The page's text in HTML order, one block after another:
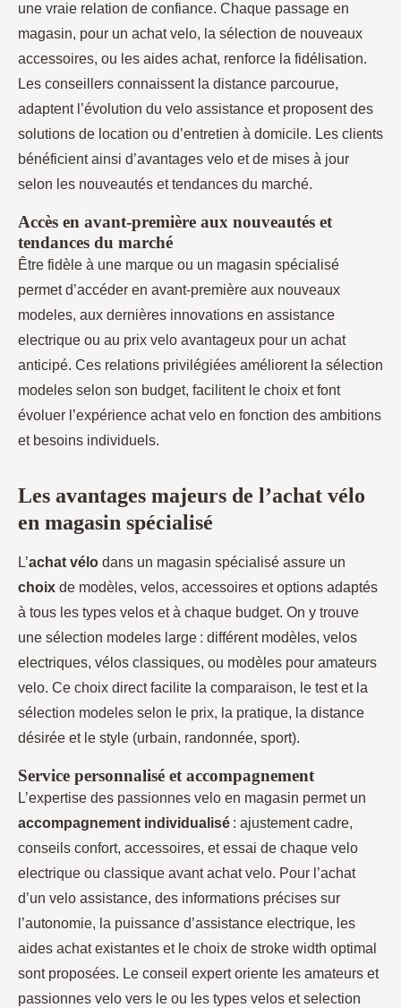
une vraie relation de confiance. Chaque passage en
magasin, pour un achat velo, la sélection de nouveaux
accessoires, ou les aides achat, renforce la fidélisation.
Les conseillers connaissent la distance parcourue,
adaptent l’évolution du velo assistance et proposent des
solutions de location ou d’entretien à domicile. Les clients
bénéficient ainsi d’avantages velo et de mises à jour
selon les nouveautés et tendances du marché.
Accès en avant-première aux nouveautés et
tendances du marché
Être fidèle à une marque ou un magasin spécialisé
permet d’accéder en avant-première aux nouveaux
modeles, aux dernières innovations en assistance
electrique ou au prix velo avantageux pour un achat
anticipé. Ces relations privilégiées améliorent la sélection
modeles selon son budget, facilitent le choix et font
évoluer l’expérience achat velo en fonction des ambitions
et besoins individuels.
Les avantages majeurs de l’achat vélo
en magasin spécialisé
L’achat vélo dans un magasin spécialisé assure un
choix de modèles, velos, accessoires et options adaptés
à tous les types velos et à chaque budget. On y trouve
une sélection modeles large : différent modèles, velos
electriques, vélos classiques, ou modèles pour amateurs
velo. Ce choix direct facilite la comparaison, le test et la
sélection modeles selon le prix, la pratique, la distance
désirée et le style (urbain, randonnée, sport).
Service personnalisé et accompagnement
L’expertise des passionnes velo en magasin permet un
accompagnement individualisé : ajustement cadre,
conseils confort, accessoires, et essai de chaque velo
electrique ou classique avant achat velo. Pour l’achat
d’un velo assistance, des informations précises sur
l’autonomie, la puissance d’assistance electrique, les
aides achat existantes et le choix de stroke width optimal
sont proposées. Le conseil expert oriente les amateurs et
passionnes velo vers le ou les types velos et selection